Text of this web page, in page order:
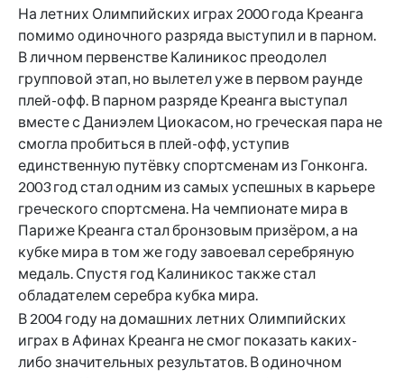
На летних Олимпийских играх 2000 года Креанга
помимо одиночного разряда выступил и в парном.
В личном первенстве Калиникос преодолел
групповой этап, но вылетел уже в первом раунде
плей-офф. В парном разряде Креанга выступал
вместе с Даниэлем Циокасом, но греческая пара не
смогла пробиться в плей-офф, уступив
единственную путёвку спортсменам из Гонконга.
2003 год стал одним из самых успешных в карьере
греческого спортсмена. На чемпионате мира в
Париже Креанга стал бронзовым призёром, а на
кубке мира в том же году завоевал серебряную
медаль. Спустя год Калиникос также стал
обладателем серебра кубка мира.
В 2004 году на домашних летних Олимпийских
играх в Афинах Креанга не смог показать каких-
либо значительных результатов. В одиночном